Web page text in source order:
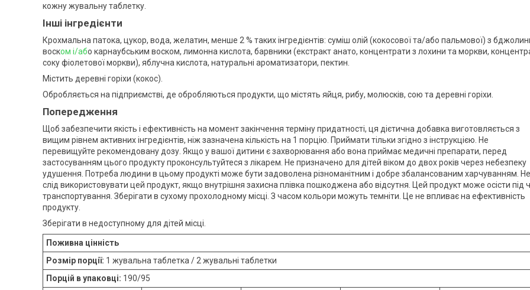
кожну жувальну таблетку.
Інші інгредієнти
Крохмальна патока, цукор, вода, желатин, менше 2 % таких інгредієнтів: суміш олій (кокосової та/або пальмової) з
воском і/або карнаубським воском, лимонна кислота, барвники (екстракт анато, концентрати з лохини та моркви,
соку фіолетової моркви), яблучна кислота, натуральні ароматизатори, пектин.
Містить деревні горіхи (кокос).
Обробляється на підприємстві, де обробляються продукти, що містять яйця, рибу, молюсків, сою та деревні горіхи.
Попередження
Щоб забезпечити якість і ефективність на момент закінчення терміну придатності, ця дієтична добавка виготовляється з
вищим рівнем активних інгредієнтів, ніж зазначена кількість на 1 порцію. Приймати тільки згідно з інструкцією. Не
перевищуйте рекомендовану дозу. Якщо у вашої дитини є захворювання або вона приймає медичні препарати, перед
застосуванням цього продукту проконсультуйтеся з лікарем. Не призначено для дітей віком до двох років через небезпеку
удушення. Потреба людини в цьому продукті може бути задоволена різноманітним і добре збалансованим харчуванням. Не
слід використовувати цей продукт, якщо внутрішня захисна плівка пошкоджена або відсутня. Цей продукт може осісти під
транспортування. Зберігати в сухому прохолодному місці. З часом кольори можуть темніти. Це не впливає на ефективність
продукту.
Зберігати в недоступному для дітей місці.
Поживна цінність
Розмір порції: 1 жувальна таблетка / 2 жувальні таблетки
Порцій в упаковці: 190/95